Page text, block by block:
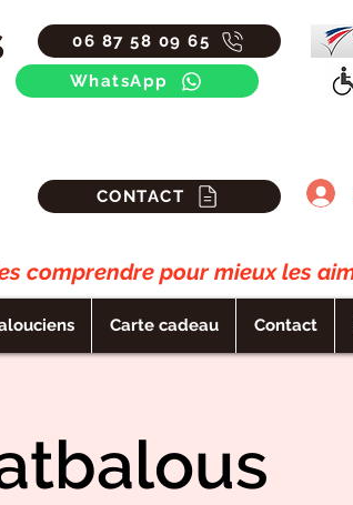
06 87 58 09 65
WhatsApp
CONTACT
comprendre pour mieux les
Carte cadeau Contact